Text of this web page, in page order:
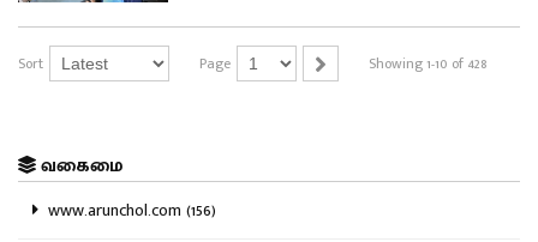
Sort Page Showing 1-10 of 428
வகைமை
www.arunchol.com (156)